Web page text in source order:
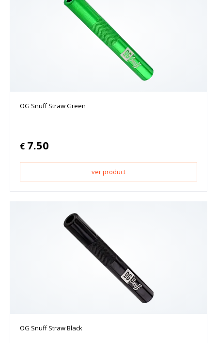
OG Snuff Straw Green
€ 7.50
ver product
OG Snuff Straw Black